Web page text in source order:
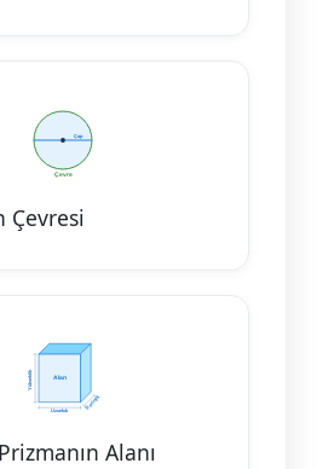
Çevresi
Alanı